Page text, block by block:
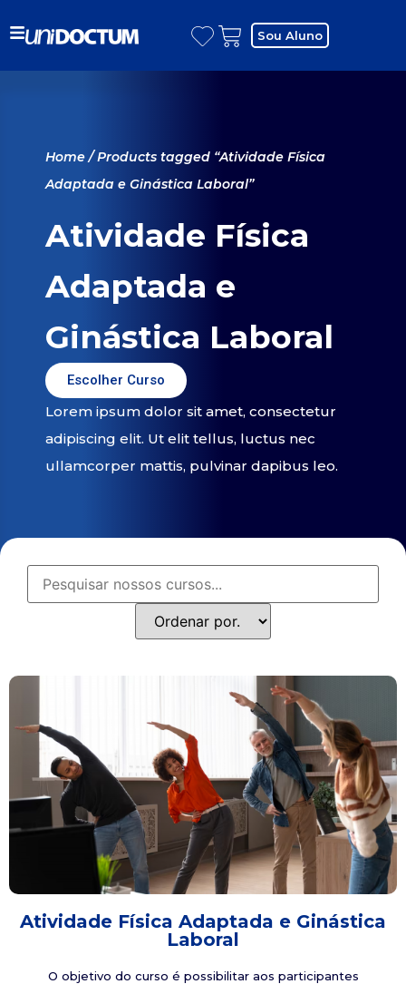
Sou Aluno
Home/ Products tagged “Atividade Física
Adaptada e Ginástica Laboral”
Atividade Física
Adaptada e
Ginástica Laboral
Escolher Curso
Lorem ipsum dolor sit amet, consectetur
adipiscing elit. Ut elit tellus, luctus nec
ullamcorper mattis, pulvinar dapibus leo.
Atividade Física Adaptada e Ginástica
Laboral
O objetivo do curso é possibilitar aos participantes